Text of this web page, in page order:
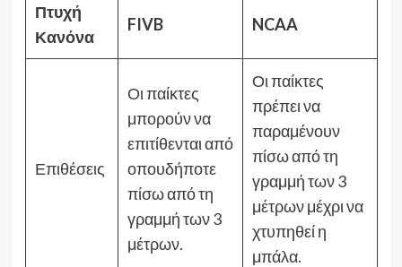
Πτυχή
Κανόνα
FIVB NCAA
Επιθέσεις
Οι παίκτες
μπορούν να
επιτίθενται από
οπουδήποτε
πίσω από τη
γραμμή των 3
μέτρων.
Οι παίκτες
πρέπει να
παραμένουν
πίσω από τη
γραμμή των 3
μέτρων μέχρι να
χτυπηθεί η
μπάλα.